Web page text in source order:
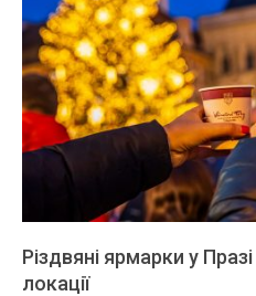
Різдвяні ярмарки у
локації